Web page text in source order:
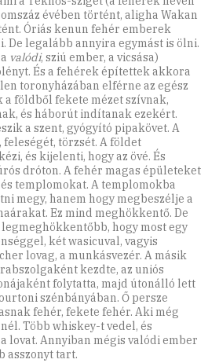
évében történt, aligha Wakan
Óriás kenun fehér emberek
De legalább annyira egymást is ölni.
valódi, sziú ember, a vicsása)
És a fehérek építettek akkora
toronyházában elférne az egész
a földből fekete mézet szívnak,
és háborút indítanak ezekért.
a szent, gyógyító pipakövet. A
törzsét. A földet
és kijelenti, hogy az övé. És
dróton. A fehér magas épületeket
templomokat. A templomokba
megy, hanem hogy megbeszélje a
Ez mind meghökkentő. De
hogy most egy
két wasicuval, vagyis
lovag, a munkásvezér. A másik
kezdte, az uniós
folytatta, majd útonálló lett
szénbányában. Ő persze
fehér, fekete fehér. Aki még
Több whiskey-t vedel, és
lovat. Annyiban mégis valódi ember
asszonyt tart.